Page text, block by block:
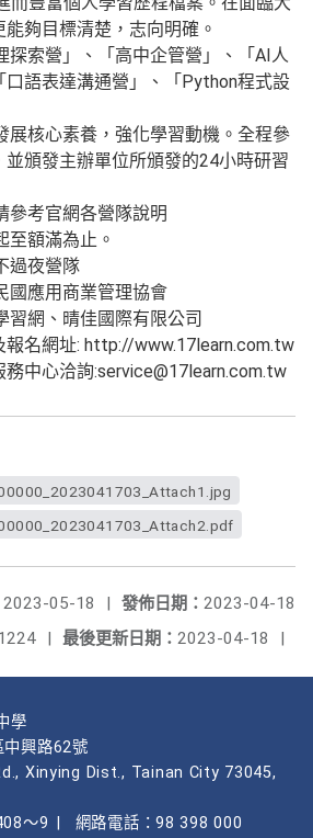
夠目標清楚，志向明確。
探索營」、「高中企管營」、「AI人
口語表達溝通營」、「Python程式設
展核心素養，強化學習動機。全程參
並頒發主辦單位所頒發的24小時研習
參考官網各營隊說明
至額滿為止。
過夜營隊
國應用商業管理協會
習網、晴佳國際有限公司
報名網址: http://www.17learn.com.tw
中心洽詢:service@17learn.com.tw
發佈日期： 2023-04-18
2023-05-18
|
最後更新日期： 2023-04-18 |
|
學
興路62號
Xinying Dist., Tainan City 73045,
～9 網路電話：98 398 000